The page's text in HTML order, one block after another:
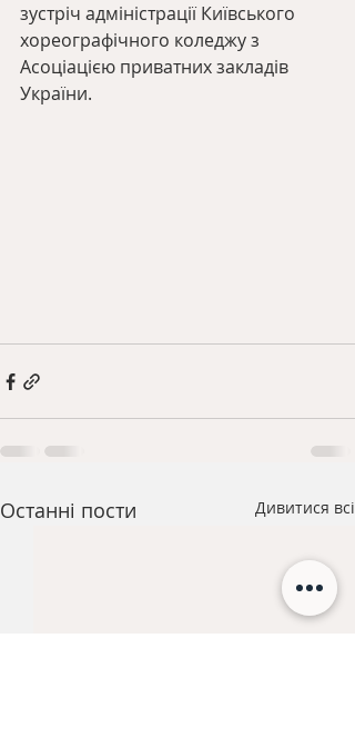
зустріч адміністрації Київського
хореографічного коледжу з
Асоціацією приватних закладів
України.
Останні пости Дивитися всі